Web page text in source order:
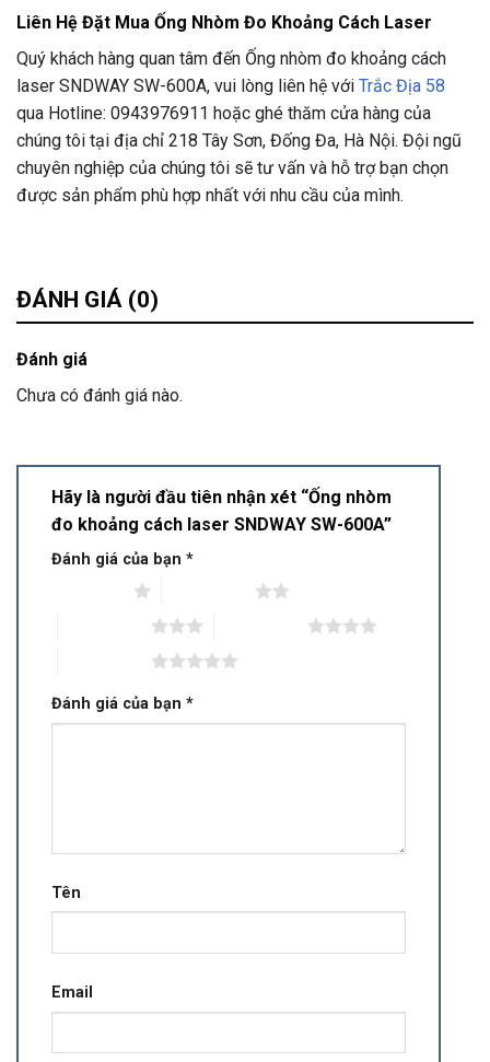
Liên Hệ Đặt Mua Ống Nhòm Đo Khoảng Cách Laser
Quý khách hàng quan tâm đến Ống nhòm đo khoảng cách
laser SNDWAY SW-600A, vui lòng liên hệ với Trắc Địa 58
qua Hotline: 0943976911 hoặc ghé thăm cửa hàng của
chúng tôi tại địa chỉ 218 Tây Sơn, Đống Đa, Hà Nội. Đội ngũ
chuyên nghiệp của chúng tôi sẽ tư vấn và hỗ trợ bạn chọn
được sản phẩm phù hợp nhất với nhu cầu của mình.
ĐÁNH GIÁ (0)
Đánh giá
Chưa có đánh giá nào.
Hãy là người đầu tiên nhận xét “Ống nhòm
đo khoảng cách laser SNDWAY SW-600A”
Đánh giá của bạn *
Đánh giá của bạn *
Tên
Email